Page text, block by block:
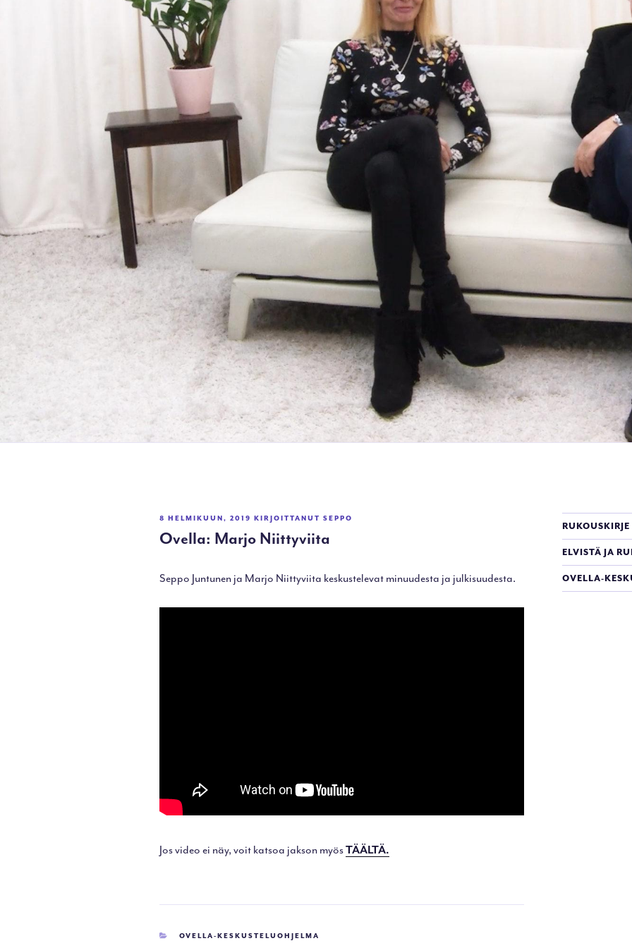
JULKAISTU
8 HELMIKUUN, 2019 KIRJOITTANUT SEPPO
Ovella: Marjo Niittyviita
Seppo Juntunen ja Marjo Niittyviita keskustelevat minuudesta ja julkisuudesta.
Jos video ei näy, voit katsoa jakson myösTÄÄLTÄ.
KATEGORIAT
OVELLA-KESKUSTELUOHJELMA
RUKOUSKIRJE
ELVISTÄ JA
OVELLA-